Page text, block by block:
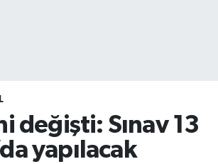
değişti: Sınav 13
yapılacak
Haberleri